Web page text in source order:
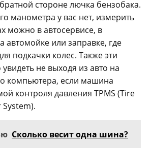
стороне лючка бензобака.
манометра у вас нет, измерить
можно в автосервисе, в
или заправке, где
подкачки колес. Также эти
не выходя из авто на
компьютера, если машина
контроля давления TPMS (Tire
Сколько весит одна шина?